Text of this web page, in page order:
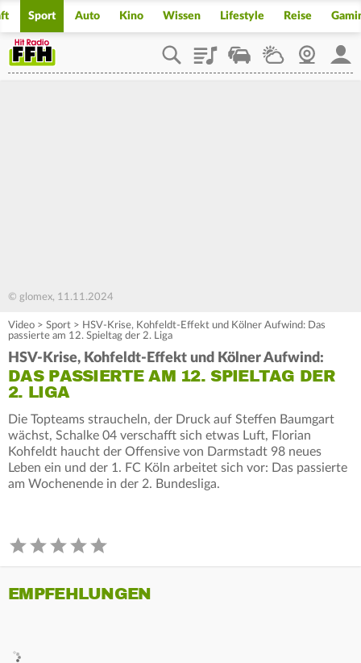
Sport Auto Kino Wissen Lifestyle Reise
PlaylistStaupilotWetterWebcam
© glomex, 11.11.2024
Video > Sport > HSV-Krise, Kohfeldt-Effekt und Kölner Aufwind: Das
passierte am 12. Spieltag der 2. Liga
HSV-Krise, Kohfeldt-Effekt und Kölner Aufwind:
DAS PASSIERTE AM 12. SPIELTAG DER
2. LIGA
Die Topteams straucheln, der Druck auf Steffen Baumgart
wächst, Schalke 04 verschafft sich etwas Luft, Florian
Kohfeldt haucht der Offensive von Darmstadt 98 neues
Leben ein und der 1. FC Köln arbeitet sich vor: Das passierte
am Wochenende in der 2. Bundesliga.
EMPFEHLUNGEN